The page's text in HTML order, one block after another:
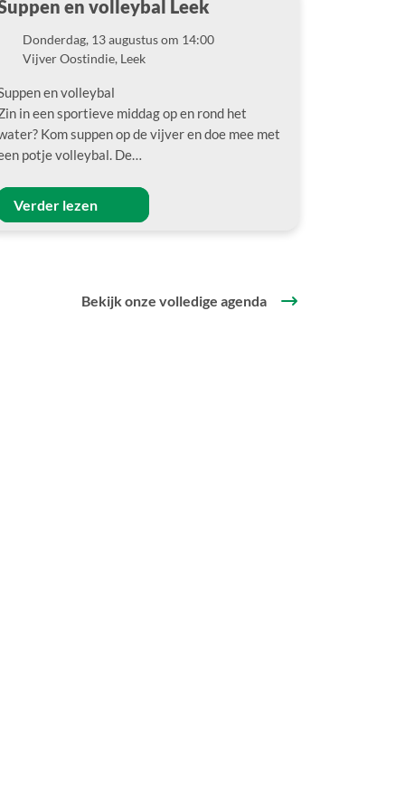
en volleybal Leek
Donderdag, 13 augustus om 14:00
Vijver Oostindie, Leek
en volleybal
in een sportieve middag op en rond het
Kom suppen op de vijver en doe mee met
potje volleybal. De…
Verder lezen
Bekijk onze volledige agenda